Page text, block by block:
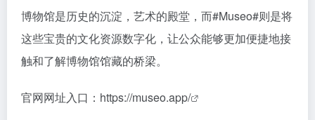
博物馆是历史的沉淀，艺术的殿堂，而#Museo#则是将
这些宝贵的文化资源数字化，让公众能够更加便捷地接
触和了解博物馆馆藏的桥梁。
官网网址入口： https://museo.app/